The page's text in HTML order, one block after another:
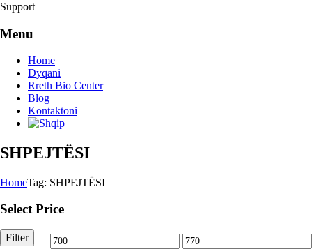
Support
Menu
Home
Dyqani
Rreth Bio Center
Blog
Kontaktoni
SHPEJTËSI
HomeTag: SHPEJTËSI
Select Price
Min Max
Filter